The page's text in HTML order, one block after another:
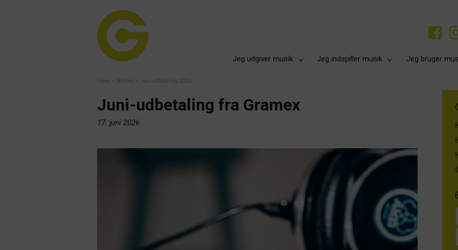
Jeg udgiver musik Jeg indspiller musik Jeg bruger
Hjem > Artikler > Juni udbetaling 2026
Juni-udbetaling fra Gramex
17. juni 2026